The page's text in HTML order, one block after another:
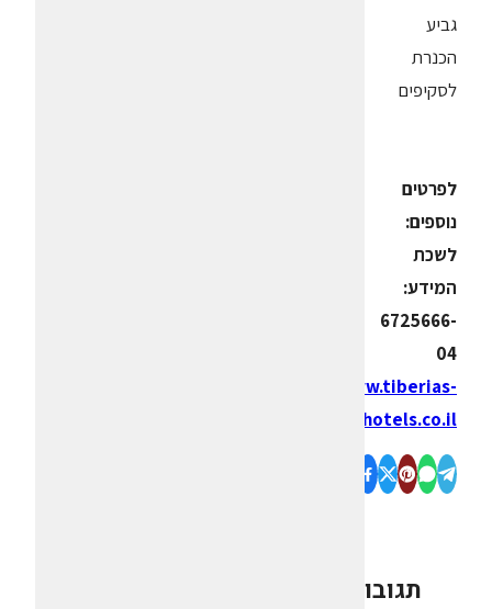
גביע
הכנרת
לסקיפים
לפרטים
נוספים:
לשכת
המידע:
6725666-
04
www.tiberias-
hotels.co.il
תגובות